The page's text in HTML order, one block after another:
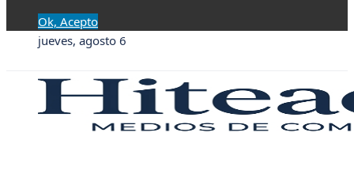
Ok, Acepto
jueves, agosto 6